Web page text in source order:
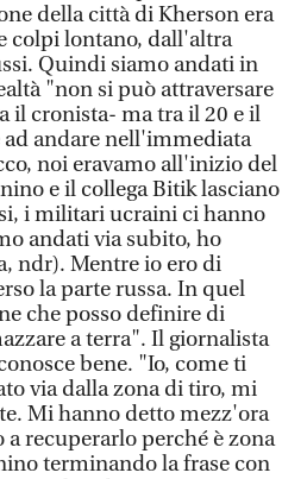
della città di Kherson era
colpi lontano, dall'altra
Quindi siamo andati in
"non si può attraversare
il cronista- ma tra il 20 e il
andare nell'immediata
noi eravamo all'inizio del
e il collega Bitik lasciano
i militari ucraini ci hanno
andati via subito, ho
ndr). Mentre io ero di
la parte russa. In quel
che posso definire di
a terra". Il giornalista
bene. "Io, come ti
via dalla zona di tiro, mi
Mi hanno detto mezz'ora
a recuperarlo perché è zona
terminando la frase con